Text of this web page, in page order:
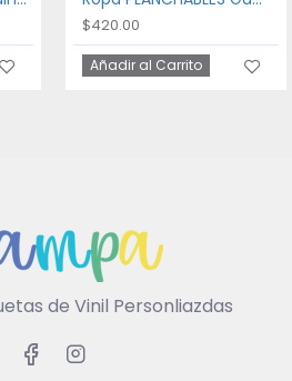
$420.00
Añadir al Carrito
de Vinil Personliazdas